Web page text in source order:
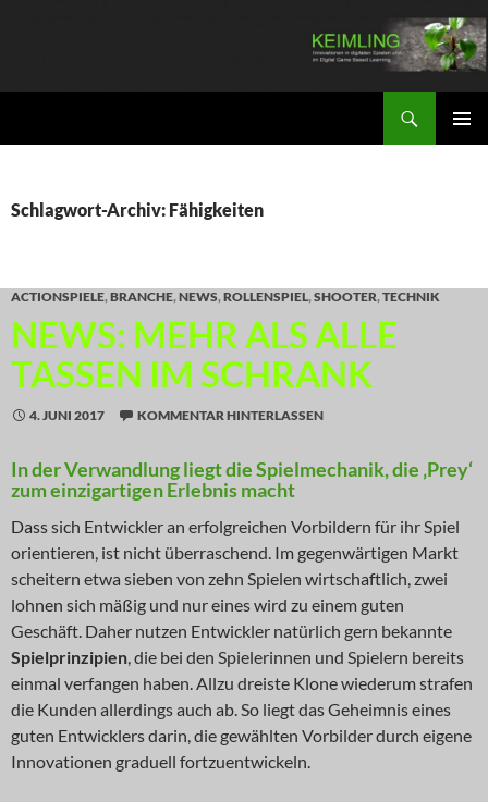
Schlagwort-Archiv: Fähigkeiten
ACTIONSPIELE,BRANCHE,NEWS,ROLLENSPIEL,SHOOTER,TECHNIK
NEWS: MEHR ALS ALLE
TASSEN IM SCHRANK
4. JUNI 2017 KOMMENTAR HINTERLASSEN
In der Verwandlung liegt die Spielmechanik, die ‚Prey‘
zum einzigartigen Erlebnis macht
Dass sich Entwickler an erfolgreichen Vorbildern für ihr Spiel
orientieren, ist nicht überraschend. Im gegenwärtigen Markt
scheitern etwa sieben von zehn Spielen wirtschaftlich, zwei
lohnen sich mäßig und nur eines wird zu einem guten
Geschäft. Daher nutzen Entwickler natürlich gern bekannte
Spielprinzipien, die bei den Spielerinnen und Spielern bereits
einmal verfangen haben. Allzu dreiste Klone wiederum strafen
die Kunden allerdings auch ab. So liegt das Geheimnis eines
guten Entwicklers darin, die gewählten Vorbilder durch eigene
Innovationen graduell fortzuentwickeln.